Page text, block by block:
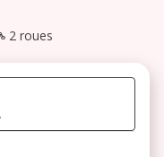
2 roues